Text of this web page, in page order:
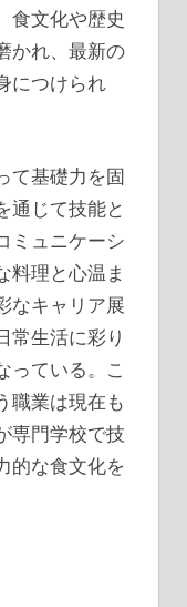
食文化や歴史
かれ、最新の
につけられ
て基礎力を固
通じて技能と
ミュニケーシ
料理と心温ま
なキャリア展
常生活に彩り
っている。こ
職業は現在も
専門学校で技
的な食文化を